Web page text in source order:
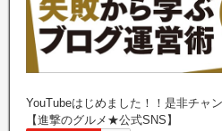
YouTubeはじめました！！是非チャ
【進撃のグルメ★公式SNS】